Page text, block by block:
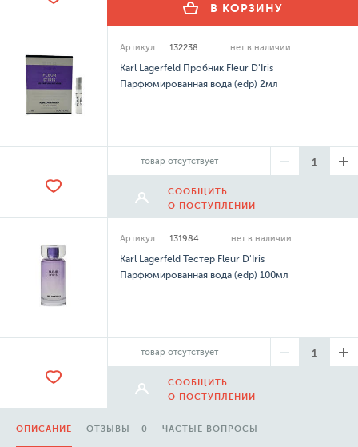
В КОРЗИНУ
Артикул: 132238 нет в наличии
Karl Lagerfeld Пробник Fleur D'Iris
Парфюмированная вода (edp) 2мл
товар отсутствует
СООБЩИТЬ
О ПОСТУПЛЕНИИ
Артикул: 131984 нет в наличии
Karl Lagerfeld Тестер Fleur D'Iris
Парфюмированная вода (edp) 100мл
товар отсутствует
СООБЩИТЬ
О ПОСТУПЛЕНИИ
ОПИСАНИЕ ОТЗЫВЫ - 0 ЧАСТЫЕ ВОПРОСЫ